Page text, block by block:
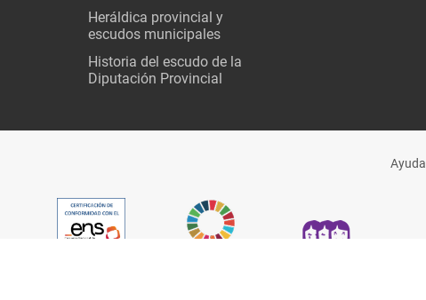
Heráldica provincial y
escudos municipales
Historia del escudo de la
Diputación Provincial
Ayuda